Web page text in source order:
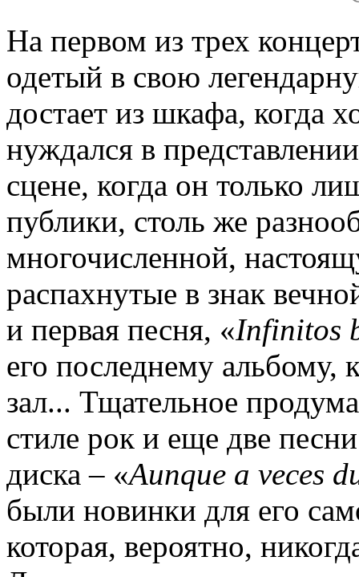
На первом из трех
одетый в свою
достает из шкафа, когда
нуждался в
сцене, когда он только
публики, столь же
многочисленной,
распахнутые в знак
и первая песня, «Infinitos
его последнему альбому,
зал... Тщательное
стиле рок и еще две
диска – «Aunque a veces
были новинки для его
которая, вероятно,